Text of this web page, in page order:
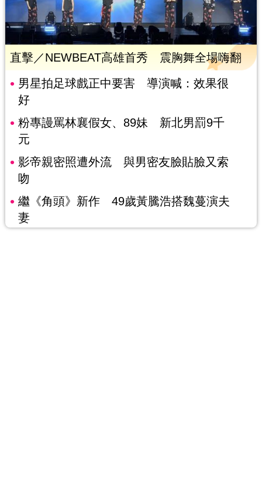
直擊／NEWBEAT高雄首秀 震胸舞全場嗨翻
男星拍足球戲正中要害 導演喊：效果很
好
粉專謾罵林襄假女、89妹 新北男罰9千
元
影帝親密照遭外流 與男密友臉貼臉又索
吻
繼《角頭》新作 49歲黃騰浩搭魏蔓演夫
妻